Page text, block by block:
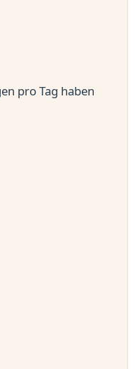
pro Tag haben